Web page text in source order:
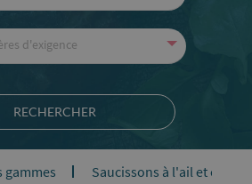
d'exigence
RECHERCHER
gammes Saucissons à l'ail et